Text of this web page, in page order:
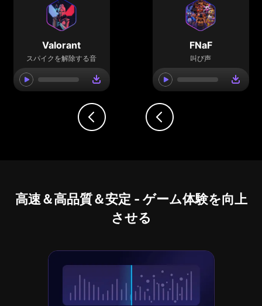
Valorant
スパイクを解除する音
FNaF
叫び声
高速＆高品質＆安定 - ゲーム体験を向上
させる